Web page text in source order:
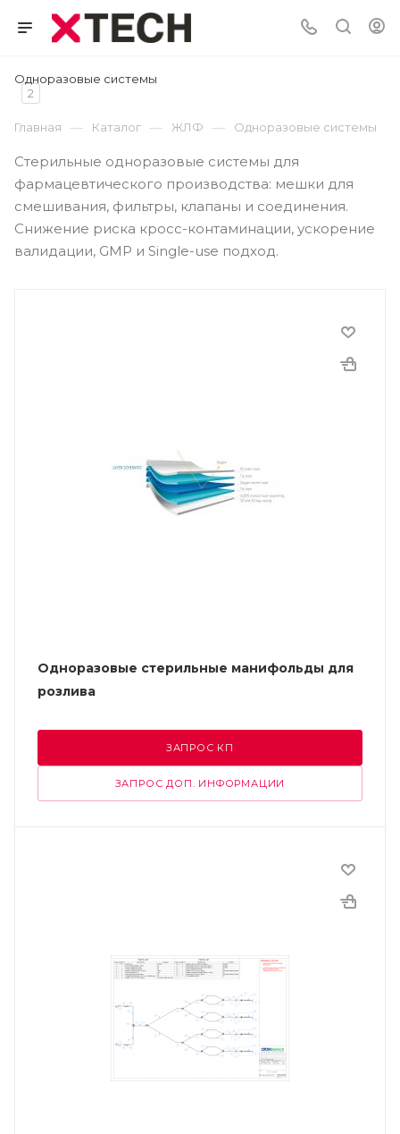
Одноразовые системы
2
Главная — Каталог — ЖЛФ — Одноразовые системы
Стерильные одноразовые системы для
фармацевтического производства: мешки для
смешивания, фильтры, клапаны и соединения.
Снижение риска кросс-контаминации, ускорение
валидации, GMP и Single-use подход.
Одноразовые стерильные манифольды для
розлива
ЗАПРОС КП
ЗАПРОС ДОП. ИНФОРМАЦИИ